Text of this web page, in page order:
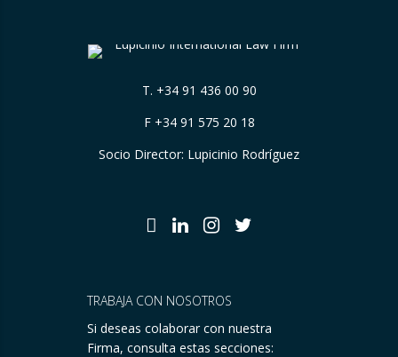
T. +34 91 436 00 90
F +34 91 575 20 18
Socio Director: Lupicinio Rodríguez
TRABAJA CON NOSOTROS
Si deseas colaborar con nuestra
Firma, consulta estas secciones: